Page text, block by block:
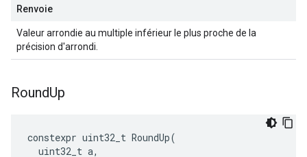
Renvoie
Valeur arrondie au multiple inférieur le plus proche de la
précision d'arrondi.
RoundUp
constexpr uint32_t RoundUp(
uint32_t a,